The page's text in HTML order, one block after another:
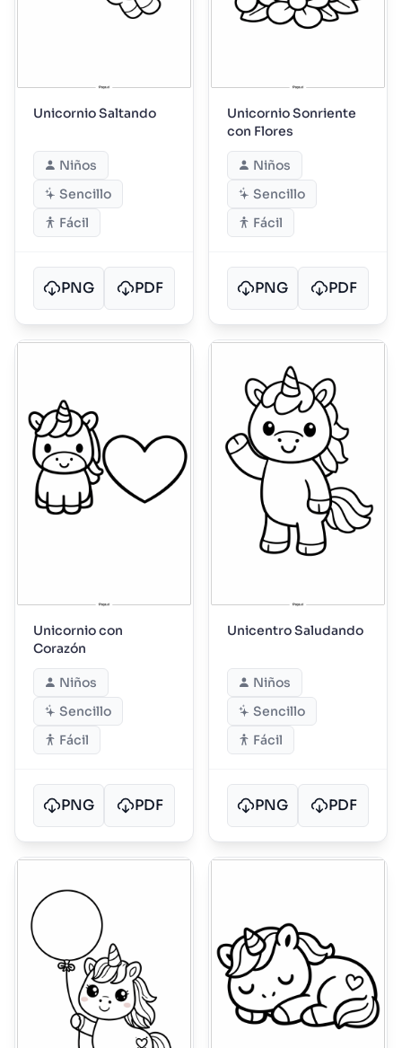
Unicornio Saltando
Niños
Sencillo
Fácil
PNG PDF
Unicornio Sonriente
con Flores
Niños
Sencillo
Fácil
PNG PDF
Unicornio con
Corazón
Niños
Sencillo
Fácil
PNG PDF
Unicentro Saludando
Niños
Sencillo
Fácil
PNG PDF